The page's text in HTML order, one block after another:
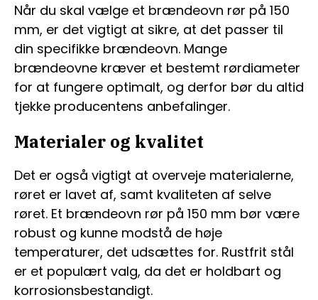
Når du skal vælge et brændeovn rør på 150
mm, er det vigtigt at sikre, at det passer til
din specifikke brændeovn. Mange
brændeovne kræver et bestemt rørdiameter
for at fungere optimalt, og derfor bør du altid
tjekke producentens anbefalinger.
Materialer og kvalitet
Det er også vigtigt at overveje materialerne,
røret er lavet af, samt kvaliteten af selve
røret. Et brændeovn rør på 150 mm bør være
robust og kunne modstå de høje
temperaturer, det udsættes for. Rustfrit stål
er et populært valg, da det er holdbart og
korrosionsbestandigt.